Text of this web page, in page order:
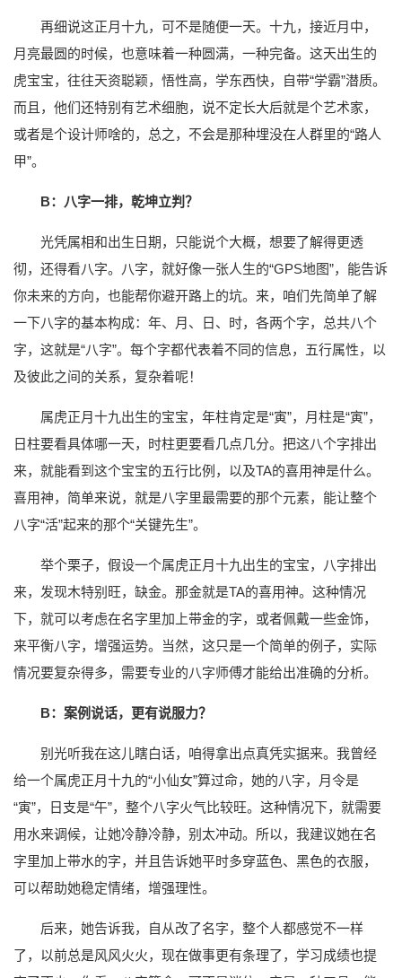
再细说这正月十九，可不是随便一天。十九，接近月中，
月亮最圆的时候，也意味着一种圆满，一种完备。这天出生的
虎宝宝，往往天资聪颖，悟性高，学东西快，自带“学霸”潜质。
而且，他们还特别有艺术细胞，说不定长大后就是个艺术家，
或者是个设计师啥的，总之，不会是那种埋没在人群里的“路人
甲”。
B：八字一排，乾坤立判？
光凭属相和出生日期，只能说个大概，想要了解得更透
彻，还得看八字。八字，就好像一张人生的“GPS地图”，能告诉
你未来的方向，也能帮你避开路上的坑。来，咱们先简单了解
一下八字的基本构成：年、月、日、时，各两个字，总共八个
字，这就是“八字”。每个字都代表着不同的信息，五行属性，以
及彼此之间的关系，复杂着呢！
属虎正月十九出生的宝宝，年柱肯定是“寅”，月柱是“寅”，
日柱要看具体哪一天，时柱更要看几点几分。把这八个字排出
来，就能看到这个宝宝的五行比例，以及TA的喜用神是什么。
喜用神，简单来说，就是八字里最需要的那个元素，能让整个
八字“活”起来的那个“关键先生”。
举个栗子，假设一个属虎正月十九出生的宝宝，八字排出
来，发现木特别旺，缺金。那金就是TA的喜用神。这种情况
下，就可以考虑在名字里加上带金的字，或者佩戴一些金饰，
来平衡八字，增强运势。当然，这只是一个简单的例子，实际
情况要复杂得多，需要专业的八字师傅才能给出准确的分析。
B：案例说话，更有说服力？
别光听我在这儿瞎白话，咱得拿出点真凭实据来。我曾经
给一个属虎正月十九的“小仙女”算过命，她的八字，月令是
“寅”，日支是“午”，整个八字火气比较旺。这种情况下，就需要
用水来调候，让她冷静冷静，别太冲动。所以，我建议她在名
字里加上带水的字，并且告诉她平时多穿蓝色、黑色的衣服，
可以帮助她稳定情绪，增强理性。
后来，她告诉我，自从改了名字，整个人都感觉不一样
了，以前总是风风火火，现在做事更有条理了，学习成绩也提